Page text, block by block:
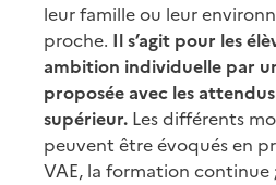
leur famille ou leur
proche. Il s’agit pour les
ambition individuelle par
proposée avec les
supérieur. Les différents
peuvent être évoqués en
VAE, la formation continue